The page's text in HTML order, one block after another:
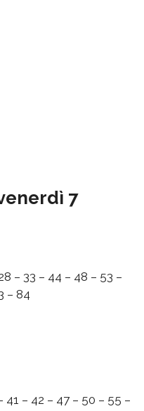
7
– 33 – 44 – 48 – 53 –
– 84
41 – 42 – 47 – 50 – 55 –